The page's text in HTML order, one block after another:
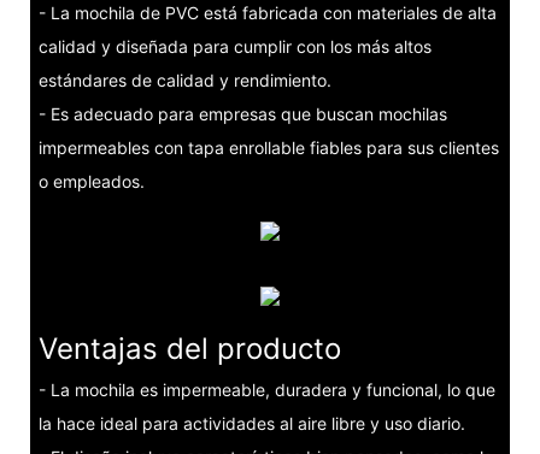
- La mochila de PVC está fabricada con materiales de alta
calidad y diseñada para cumplir con los más altos
estándares de calidad y rendimiento.
- Es adecuado para empresas que buscan mochilas
impermeables con tapa enrollable fiables para sus clientes
o empleados.
Ventajas del producto
- La mochila es impermeable, duradera y funcional, lo que
la hace ideal para actividades al aire libre y uso diario.